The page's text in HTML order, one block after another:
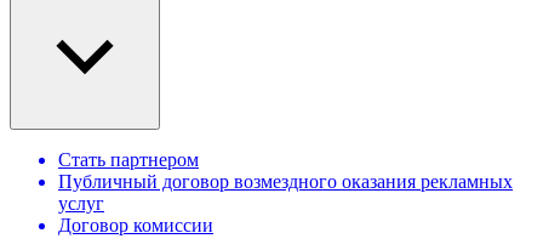
Стать партнером
Публичный договор возмездного оказания рекламных
услуг
Договор комиссии